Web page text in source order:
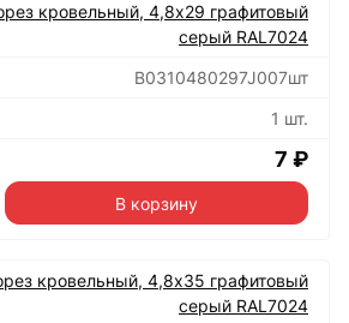
кровельный, 4,8х29 графитовый
серый RAL7024
B0310480297J007шт
1 шт.
7 ₽
В корзину
кровельный, 4,8х35 графитовый
серый RAL7024